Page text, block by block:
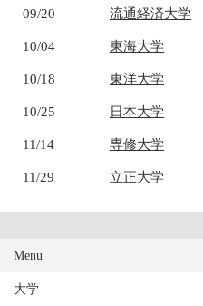
09/20 流通経済大学
10/04 東海大学
10/18 東洋大学
10/25 日本大学
11/14 専修大学
11/29 立正大学
Menu
大学